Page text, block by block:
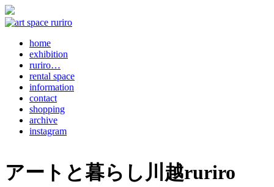
home
exhibition
ruriro…
rental space
information
contact
shopping
archive
instagram
アートと暮らし川越ruriro